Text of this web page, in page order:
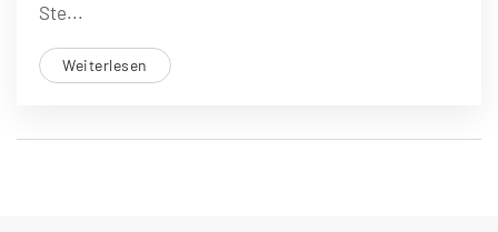
Ste...
Weiterlesen